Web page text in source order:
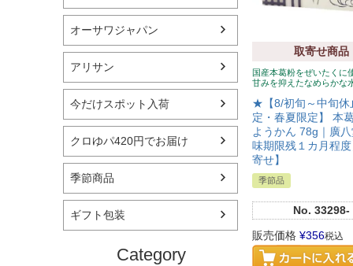
オーサワジャパン
アリサン
今だけスポット入荷
クロゆパ420円でお届け
季節商品
ギフト包装
Category
取寄せ商品
国産本葛粉をぜいたくに
甘みを抑えたなめらかな
★【8/初旬～中旬休
定・春夏限定】 本
ようかん 78g｜廣
味期限残１カ月程
寄せ】
季節品
No. 33298-
販売価格 ¥356税込